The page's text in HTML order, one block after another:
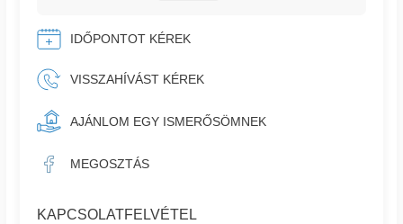
IDŐPONTOT KÉREK
VISSZAHÍVÁST KÉREK
AJÁNLOM EGY ISMERŐSÖMNEK
MEGOSZTÁS
KAPCSOLATFELVÉTEL